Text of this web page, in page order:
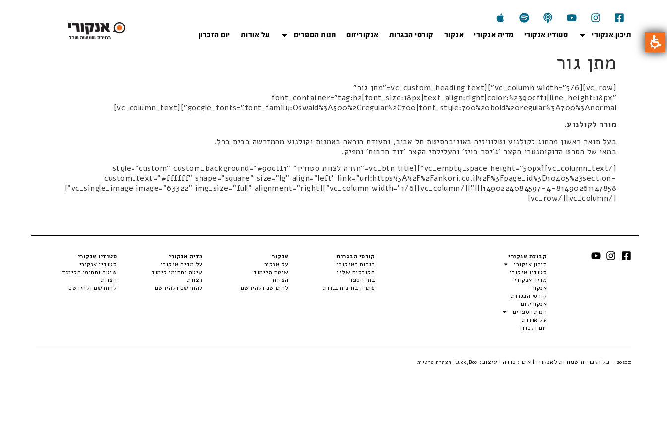
תיכון אנקורי סטודיו אנקורי מדיה אנקורי אנקור קורסי הבגרות אנקוריזום חנות הספרים על אודות יום הזכרון
מתן גור
[vc_row][vc_column width="5/6"][vc_custom_heading text="מתן גור"
font_container="tag:h2|font_size:18px|text_align:right|color:%2390cff1|line_height:18px"
google_fonts="font_family:Oswald%3A300%2Cregular%2C700|font_style:700%20bold%20regular%3A700%3Anormal"][vc_column_text]
מורה לקולנוע.
בעל תואר ראשון מהחוג לקולנוע וטלוויזיה באוניברסיטת תל אביב, ותעודת הוראה באמנות וקולנוע מהמדרשה בבית ברל.
במאי של הסרט הדוקומנטרי הקצר 'ג'יסר בויז' והעלילתי הקצר 'דוד חרבות' ומפיק.
[/vc_column_text][vc_empty_space height="50px"][vc_btn title="חזרה לצוות סטודיו" style="custom" custom_background="#90cff1"
custom_text="#ffffff" shape="square" size="lg" align="left" link="url:https%3A%2F%2Fankori.co.il%2F%3Fpage_id%3D10405%23section-
1490224084597-4-81490261147858|||"][/vc_column][vc_column width="1/6"][vc_single_image image="63322" img_size="full" alignment="right"]
[/vc_column][/vc_row]
קבוצת אנקורי
תיכון אנקורי
סטודיו אנקורי
מדיה אנקורי
אנקור
קורסי הבגרות
אנקוריזום
חנות הספרים
על אודות
יום הזכרון
קורסי הבגרות
בגרות באנקורי
הקורסים שלנו
בתי הספר
פתרון בחינות בגרות
אנקור
על אנקור
שיטת הלימוד
הצוות
להתרשם ולהירשם
מדיה אנקורי
על מדיה אנקורי
שיטה ותחומי לימוד
הצוות
להתרשם ולהירשם
סטודיו אנקורי
סטודיו אנקורי
שיטה ותחומי הלימוד
הצוות
להתרשם ולהירשם
©2020 - כל הזכויות שמורות לאנקורי | אתר: סודה | עיצוב: LuckyBox. הצהרת פרטיות